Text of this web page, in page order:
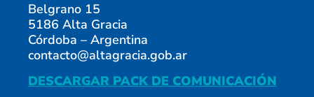
Belgrano 15
5186 Alta Gracia
Córdoba – Argentina
contacto@altagracia.gob.ar
DESCARGAR PACK DE COMUNICACIÓN